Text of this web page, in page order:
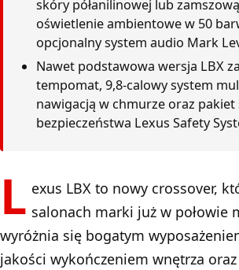
skóry półanilinowej lub
oświetlenie ambientowe w 50
opcjonalny system audio Mark
Nawet podstawowa wersja LBX
tempomat, 9,8-calowy system
nawigacją w chmurze oraz
bezpieczeństwa Lexus Safety
L exus LBX to nowy crossover,
salonach marki już w połowie
wyróżnia się bogatym
jakości wykończeniem wnętrza